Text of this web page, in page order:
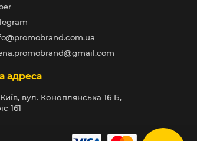
адреса
вул. Коноплянська 16 Б,
161